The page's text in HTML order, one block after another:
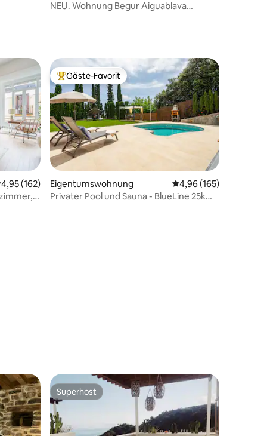
NEU. Wohnung Begur Aiguablava
Bewertung: 4,95 von 5, 162 Bewertungen
4,95 (162)
3
Beliebter Gäste-Favorit.
Gäste-Favorit
Eigentumswohnung Durchschnittliche
4,96 (165)
Privater Pool und Sauna - BlueLine 25km
Superhost
Superhost